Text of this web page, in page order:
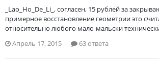
_Lao_Ho_De_Li_, согласен, 15 рублей за
примерное восстановление геометрии это
относительно любого мало-мальски
Апрель 17, 2015
63 ответа